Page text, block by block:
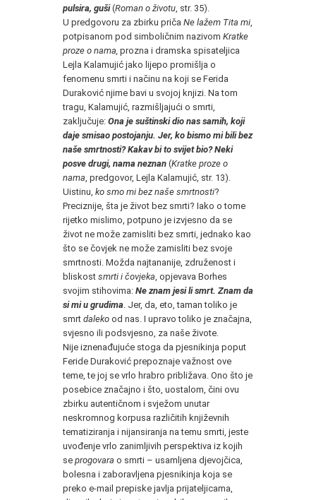
pulsira, guši(Roman o životu , str. 35).
U predgovoru za zbirku priča Ne lažem Tita mi
potpisanom pod simboličnim nazivom Kratke
proze o nama, prozna i dramska spisateljica
Lejla Kalamujić jako lijepo promišlja o
fenomenu smrti i načinu na koji se Ferida
Duraković njime bavi u svojoj knjizi. Na tom
tragu, Kalamujić, razmišljajući o smrti,
zaključuje: Ona je suštinski dio nas samih, koji
daje smisao postojanju. Jer, ko bismo mi bili bez
naše smrtnosti? Kakav bi to svijet bio? Neki
posve drugi, nama neznan (Kratke proze o
nama , predgovor, Lejla Kalamujić, str. 13).
Uistinu, ko smo mi bez naše smrtnosti?
Preciznije, šta je život bez smrti? Iako o tome
rijetko mislimo, potpuno je izvjesno da se
život ne može zamisliti bez smrti, jednako kao
što se čovjek ne može zamisliti bez svoje
smrtnosti. Možda najtananije, združenost i
bliskost smrti i čovjeka , opjevava Borhes
svojim stihovima: Ne znam jesi li smrt. Znam da
si mi u grudima . Jer, da, eto, taman toliko je
smrt daleko od nas. I upravo toliko je značajna,
svjesno ili podsvjesno, za naše živote.
Nije iznenađujuće stoga da pjesnikinja poput
Feride Duraković prepoznaje važnost ove
teme, te joj se vrlo hrabro približava. Ono što je
posebice značajno i što, uostalom, čini ovu
zbirku autentičnom i svježom unutar
neskromnog korpusa različitih književnih
tematiziranja i nijansiranja na temu smrti, jeste
uvođenje vrlo zanimljivih perspektiva iz kojih
se progovara o smrti – usamljena djevojčica,
bolesna i zaboravljena pjesnikinja koja se
preko e-mail prepiske javlja prijateljicama,